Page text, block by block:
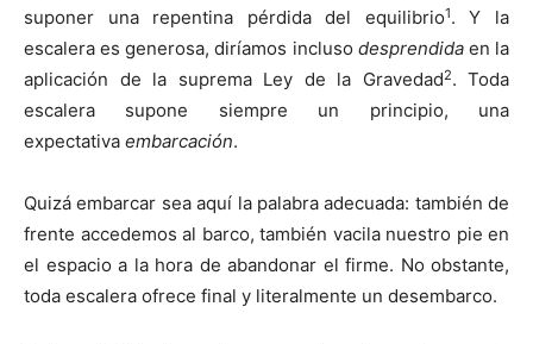
suponer una repentina pérdida del equilibrio1. Y la
escalera es generosa, diríamos incluso desprendida en la
aplicación de la suprema Ley de la Gravedad2. Toda
escalera supone siempre un principio, una
expectativa embarcación.
Quizá embarcar sea aquí la palabra adecuada: también de
frente accedemos al barco, también vacila nuestro pie en
el espacio a la hora de abandonar el firme. No obstante,
toda escalera ofrece final y literalmente un desembarco.